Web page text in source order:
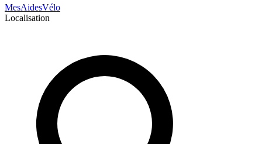
MesAidesVélo
Localisation